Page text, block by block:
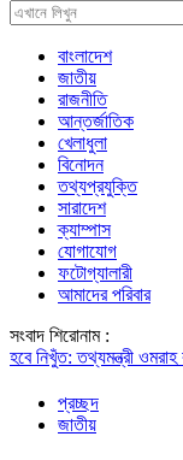
বাংলাদেশ
জাতীয়
রাজনীতি
আন্তর্জাতিক
খেলাধুলা
বিনোদন
তথ্যপ্রযুক্তি
সারাদেশ
ক্যাম্পাস
যোগাযোগ
ফটোগ্যালারী
আমাদের পরিবার
সংবাদ শিরোনাম :
তথ্যমন্ত্রীওমরাহ করতে
প্রচ্ছদ
জাতীয়